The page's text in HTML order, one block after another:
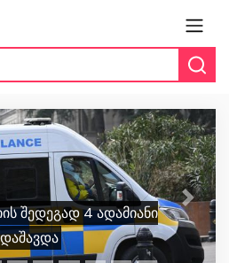
დამატებითი
დაზუსტების გარეშე
რომ დაარტყეს ჰამასის
მებრძოლს
Next